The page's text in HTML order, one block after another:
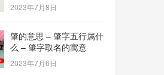
2023年7月8日
肇的意思 – 肇字五行属什
么 – 肇字取名的寓意
2023年7月6日